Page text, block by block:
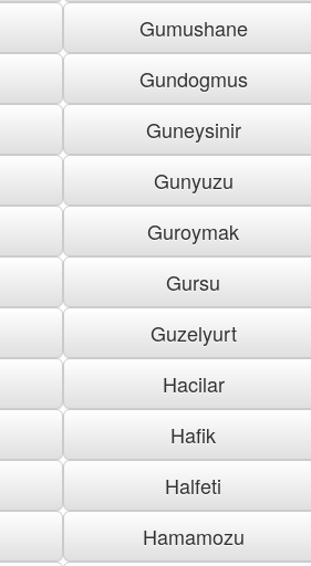
Gumushane
Gundogmus
Guneysinir
Gunyuzu
Guroymak
Gursu
Guzelyurt
Hacilar
Hafik
Halfeti
Hamamozu